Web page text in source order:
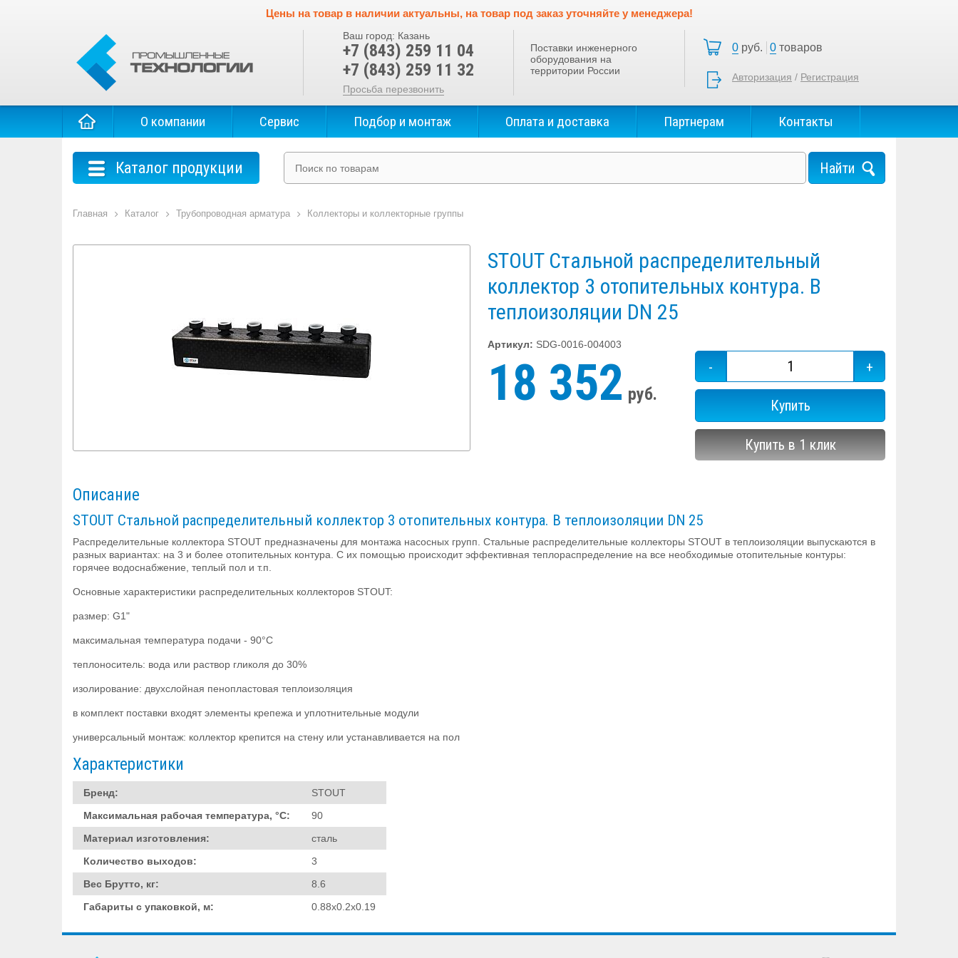
Цены на товар в наличии актуальны, на товар под заказ уточняйте у менеджера!
Ваш город: Казань
+7 (843) 259 11 04
+7 (843) 259 11 32
Просьба перезвонить
Поставки инженерного
оборудования на
территории России
0 руб. 0 товаров
Авторизация / Регистрация
О компании Сервис Подбор и монтаж Оплата и доставка Партнерам Контакты
Каталог продукции
Главная Каталог Трубопроводная арматура Коллекторы и коллекторные группы
STOUT Стальной распределительный
коллектор 3 отопительных контура. В
теплоизоляции DN 25
Артикул: SDG-0016-004003
18 352 руб.
- +
Купить
Купить в 1 клик
Описание
STOUT Стальной распределительный коллектор 3 отопительных контура. В теплоизоляции DN 25
Распределительные коллектора STOUT предназначены для монтажа насосных групп. Стальные распределительные коллекторы STOUT в теплоизоляции выпускаются в
разных вариантах: на 3 и более отопительных контура. С их помощью происходит эффективная теплораспределение на все необходимые отопительные контуры:
горячее водоснабжение, теплый пол и т.п.
Основные характеристики распределительных коллекторов STOUT:
размер: G1"
максимальная температура подачи - 90°С
теплоноситель: вода или раствор гликоля до 30%
изолирование: двухслойная пенопластовая теплоизоляция
в комплект поставки входят элементы крепежа и уплотнительные модули
универсальный монтаж: коллектор крепится на стену или устанавливается на пол
Характеристики
Бренд:
STOUT
Максимальная рабочая температура, °C:
90
Материал изготовления:
сталь
Количество выходов:
3
Вес Брутто, кг:
8.6
Габариты с упаковкой, м:
0.88x0.2x0.19